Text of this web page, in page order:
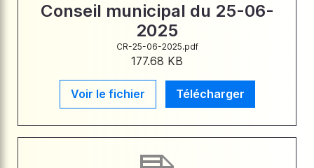
Conseil municipal du 25-06-
2025
CR-25-06-2025.pdf
177.68 KB
Voir le fichier Télécharger